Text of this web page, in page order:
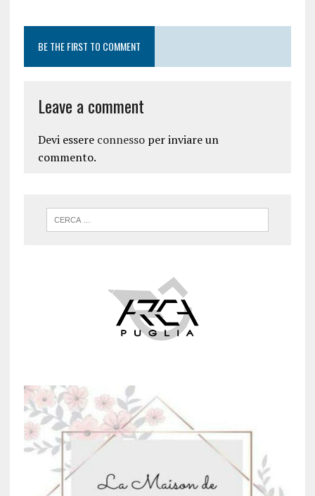
BE THE FIRST TO COMMENT
Leave a comment
Devi essere connessoper inviare un
commento.